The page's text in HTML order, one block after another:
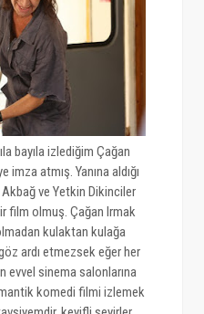
bayıla izlediğim Çağan
imza atmış. Yanına aldığı
ve Yetkin Dikinciler
film olmuş. Çağan Irmak
kulaktan kulağa
ardı etmezsek eğer her
evvel sinema salonlarına
komedi filmi izlemek